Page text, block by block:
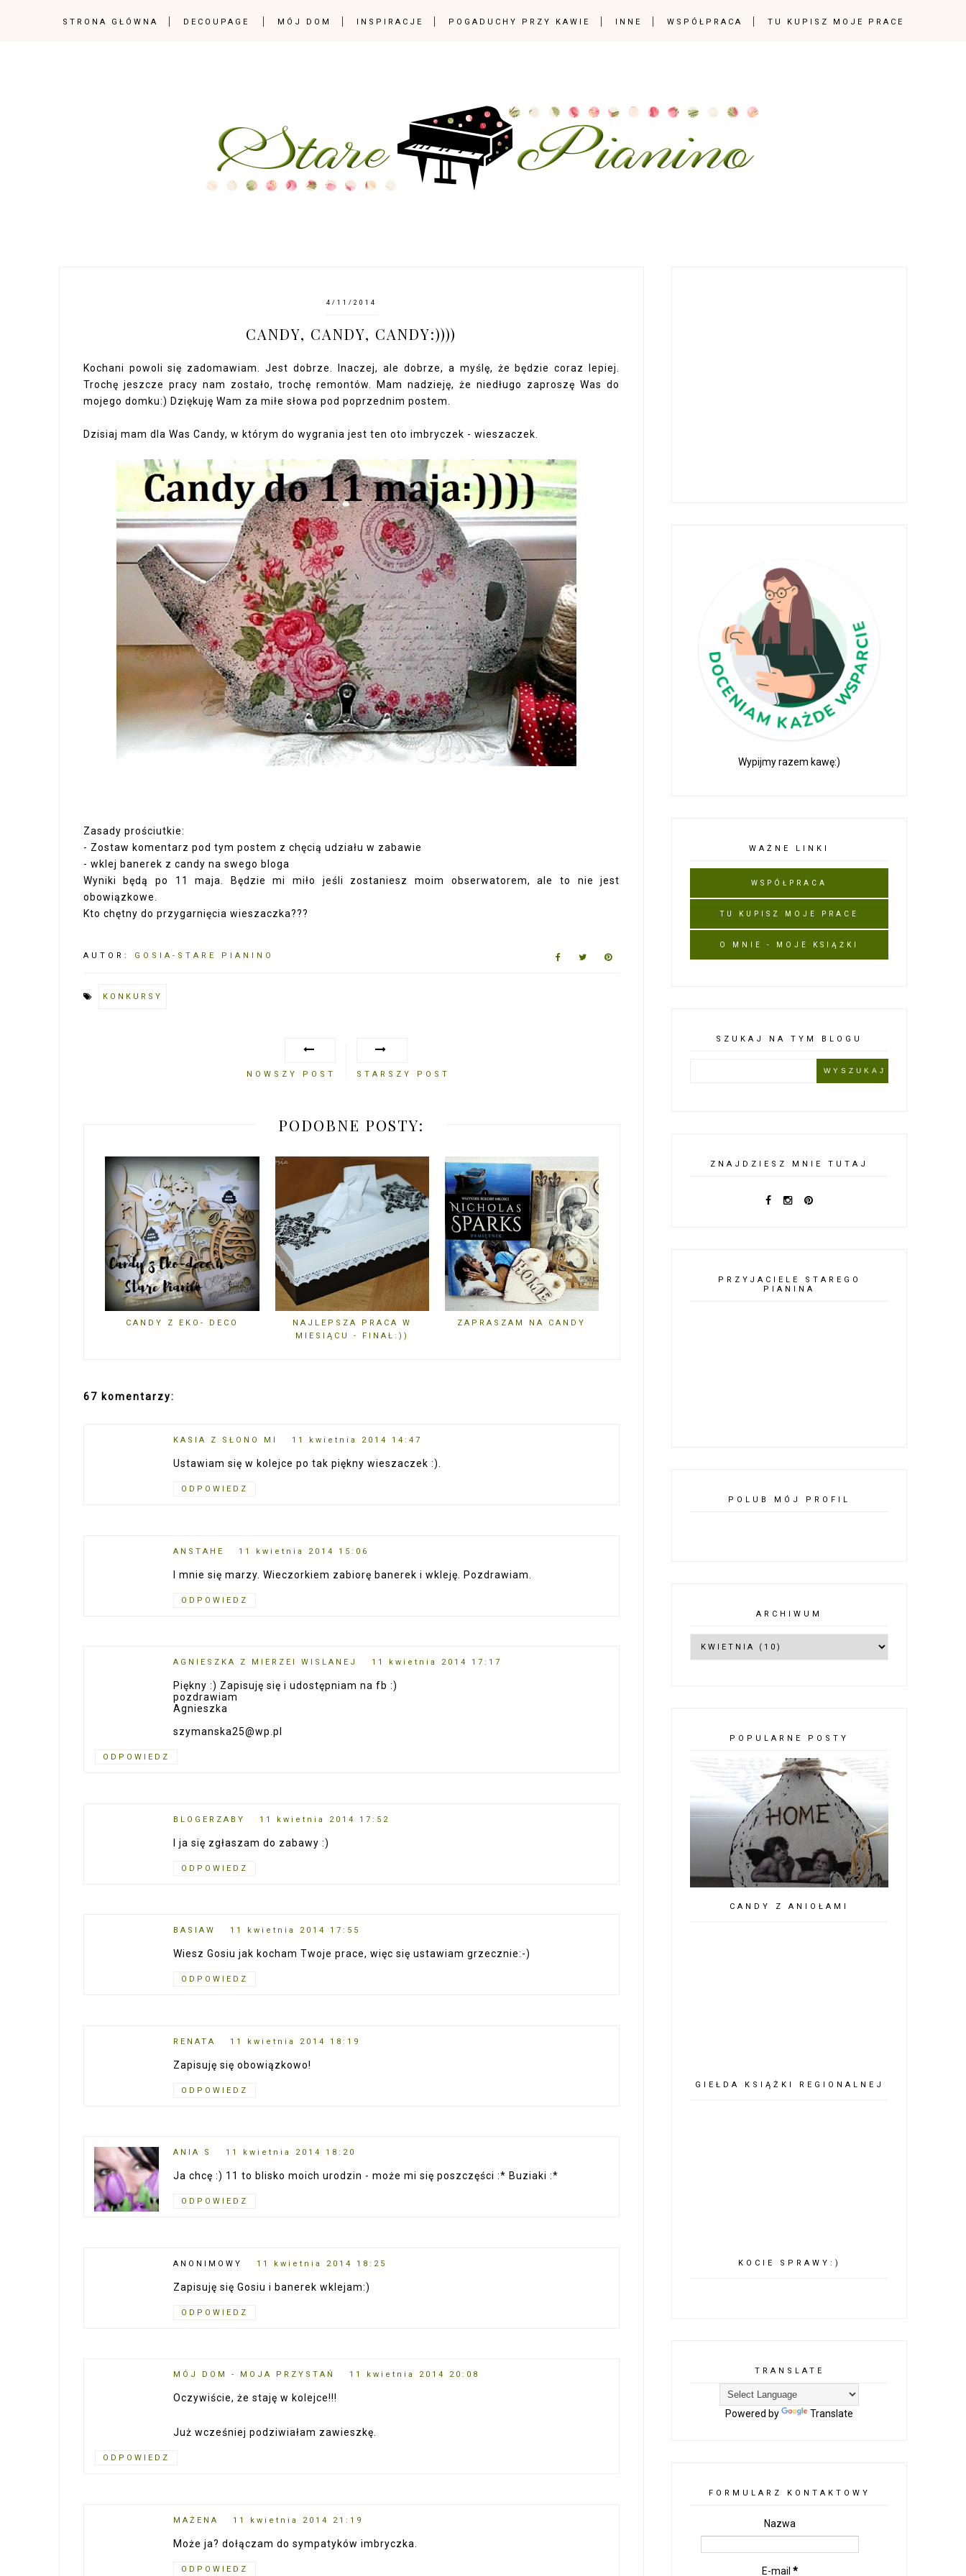
STRONA GŁÓWNA DECOUPAGE MÓJ DOM INSPIRACJE POGADUCHY PRZY KAWIE INNE WSPÓŁPRACA TU KUPISZ MOJE PRACE
4/11/2014
CANDY, CANDY, CANDY:))))
Kochani powoli się zadomawiam. Jest dobrze. Inaczej, ale dobrze, a myślę, że będzie coraz lepiej.
Trochę jeszcze pracy nam zostało, trochę remontów. Mam nadzieję, że niedługo zaproszę Was do
mojego domku:) Dziękuję Wam za miłe słowa pod poprzednim postem.
Dzisiaj mam dla Was Candy, w którym do wygrania jest ten oto imbryczek - wieszaczek.
Zasady prościutkie:
- Zostaw komentarz pod tym postem z chęcią udziału w zabawie
- wklej banerek z candy na swego bloga
Wyniki będą po 11 maja. Będzie mi miło jeśli zostaniesz moim obserwatorem, ale to nie jest
obowiązkowe.
Kto chętny do przygarnięcia wieszaczka???
AUTOR: GOSIA-STARE PIANINO
KONKURSY
NOWSZY POST STARSZY POST
PODOBNE POSTY:
CANDY Z EKO- DECO
NAJLEPSZA PRACA W
MIESIĄCU - FINAŁ:))
ZAPRASZAM NA CANDY
67 komentarzy:
KASIA Z SŁONO MI 11 kwietnia 2014 14:47
Ustawiam się w kolejce po tak piękny wieszaczek :).
ODPOWIEDZ
ANSTAHE 11 kwietnia 2014 15:06
I mnie się marzy. Wieczorkiem zabiorę banerek i wkleję. Pozdrawiam.
ODPOWIEDZ
AGNIESZKA Z MIERZEI WISLANEJ 11 kwietnia 2014 17:17
Piękny :) Zapisuję się i udostępniam na fb :)
pozdrawiam
Agnieszka
szymanska25@wp.pl
ODPOWIEDZ
BLOGERZABY 11 kwietnia 2014 17:52
I ja się zgłaszam do zabawy :)
ODPOWIEDZ
BASIAW 11 kwietnia 2014 17:55
Wiesz Gosiu jak kocham Twoje prace, więc się ustawiam grzecznie:-)
ODPOWIEDZ
RENATA 11 kwietnia 2014 18:19
Zapisuję się obowiązkowo!
ODPOWIEDZ
ANIA S 11 kwietnia 2014 18:20
Ja chcę :) 11 to blisko moich urodzin - może mi się poszczęści :* Buziaki :*
ODPOWIEDZ
ANONIMOWY 11 kwietnia 2014 18:25
Zapisuję się Gosiu i banerek wklejam:)
ODPOWIEDZ
MÓJ DOM - MOJA PRZYSTAŃ 11 kwietnia 2014 20:08
Oczywiście, że staję w kolejce!!!
Już wcześniej podziwiałam zawieszkę.
ODPOWIEDZ
MAŻENA 11 kwietnia 2014 21:19
Może ja? dołączam do sympatyków imbryczka.
ODPOWIEDZ
Wypijmy razem kawę:)
WAŻNE LINKI
WSPÓŁPRACA
TU KUPISZ MOJE PRACE
O MNIE - MOJE KSIĄŻKI
SZUKAJ NA TYM BLOGU
ZNAJDZIESZ MNIE TUTAJ
PRZYJACIELE STAREGO
PIANINA
POLUB MÓJ PROFIL
ARCHIWUM
POPULARNE POSTY
CANDY Z ANIOŁAMI
GIEŁDA KSIĄŻKI REGIONALNEJ
KOCIE SPRAWY:)
TRANSLATE
Powered by Translate
FORMULARZ KONTAKTOWY
Nazwa
E-mail *